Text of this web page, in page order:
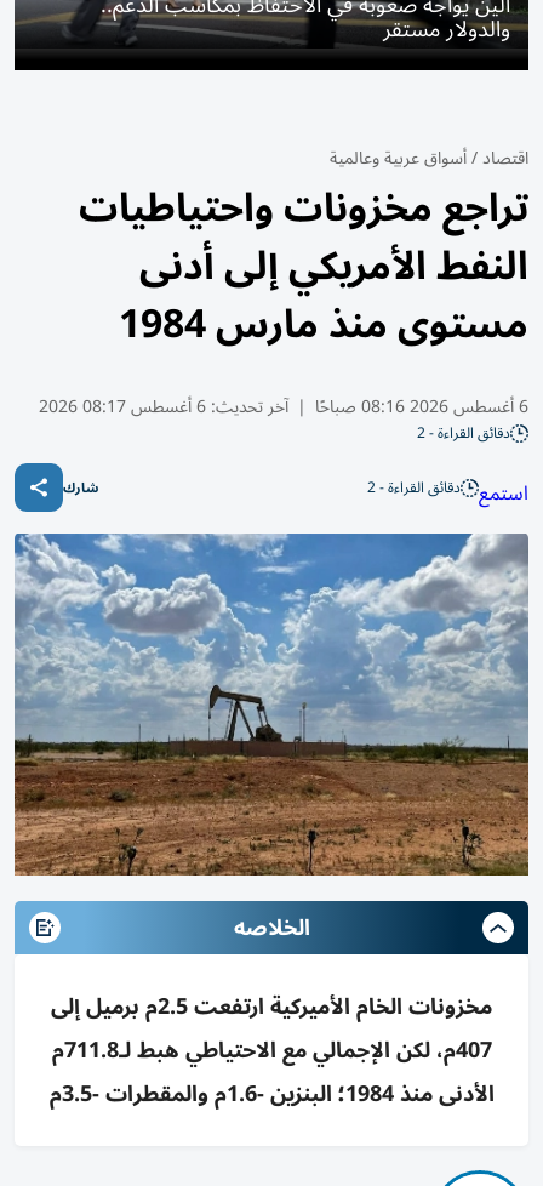
والدولار مستقر
اقتصاد/أسواق عربية وعالمية
تراجع مخزونات واحتياطيات
النفط الأمريكي إلى أدنى
مستوى منذ مارس 1984
6 أغسطس 2026 08:16 صباحًا | آخر تحديث:6 أغسطس 08:17 2026
دقائق القراءة - 2
استمع دقائق القراءة - 2 شارك
الخلاصه
مخزونات الخام الأميركية ارتفعت 2.5م برميل إلى
407م، لكن الإجمالي مع الاحتياطي هبط لـ711.8م
الأدنى منذ 1984؛ البنزين -1.6م والمقطرات -3.5م